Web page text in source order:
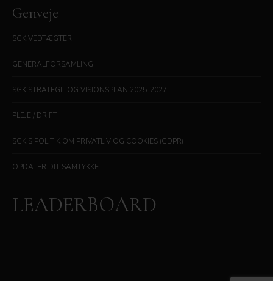
Genveje
SGK VEDTÆGTER
GENERALFORSAMLING
SGK STRATEGI- OG VISIONSPLAN 2025-2027
PLEJE / DRIFT
SGK’S POLITIK OM PRIVATLIV OG COOKIES (GDPR)
OPDATER DIT SAMTYKKE
LEADERBOARD